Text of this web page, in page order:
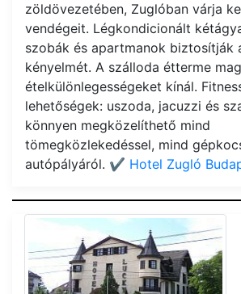
zöldövezetében, Zuglóban várja
vendégeit. Légkondicionált
szobák és apartmanok biztosítják
kényelmét. A szálloda étterme
ételkülönlegességeket kínál.
lehetőségek: uszoda, jacuzzi és
könnyen megközelíthető mind
tömegközlekedéssel, mind
autópályáról. ✔️ Hotel Zugló